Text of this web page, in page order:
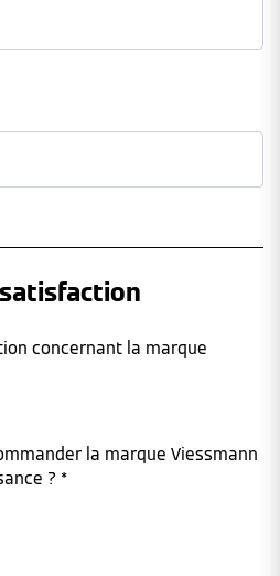
concernant la marque
la marque Viessmann
? *